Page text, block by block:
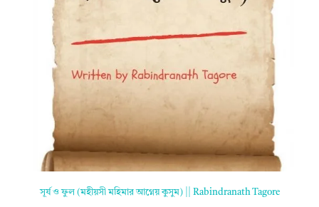
সূর্য ও ফুল (মহীয়সী মহিমার আগ্নেয় কুসুম) || Rabindranath Tagore